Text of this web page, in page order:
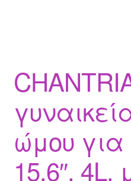
ώμου για
15.6″, 4L,